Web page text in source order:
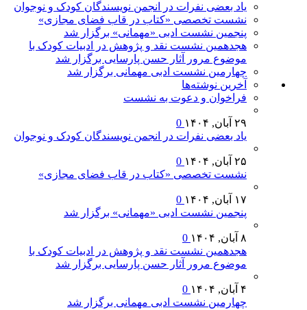
یاد بعضی نفرات در انجمن نویسندگان کودک و نوجوان
نشست تخصصی «کتاب در قاب فضای مجازی»
پنجمین نشست ادبی «مهمانی» برگزار شد
هجدهمین نشست نقد و پژوهش در ادبیات کودک با
موضوع مرور آثار حسن پارسایی برگزار شد
چهارمین نشست ادبی مهمانی برگزار شد
آخرين‌ نوشته‌ها
فراخوان و دعوت به نشست
۲۹ آبان, ۱۴۰۴
یاد بعضی نفرات در انجمن نویسندگان کودک و نوجوان
۲۵ آبان, ۱۴۰۴
نشست تخصصی «کتاب در قاب فضای مجازی»
۱۷ آبان, ۱۴۰۴
پنجمین نشست ادبی «مهمانی» برگزار شد
۸ آبان, ۱۴۰۴
هجدهمین نشست نقد و پژوهش در ادبیات کودک با
موضوع مرور آثار حسن پارسایی برگزار شد
۴ آبان, ۱۴۰۴
چهارمین نشست ادبی مهمانی برگزار شد